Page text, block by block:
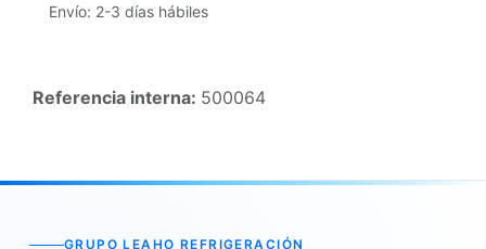
Envío: 2-3 días hábiles
Referencia interna: 500064
GRUPO LEAHO REFRIGERACIÓN